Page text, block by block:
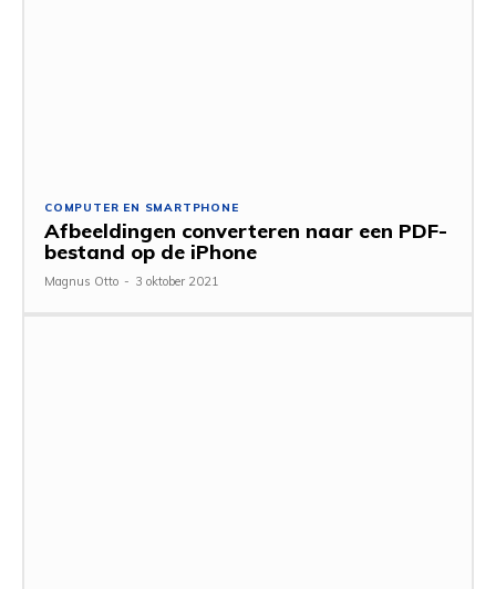
COMPUTER EN SMARTPHONE
Afbeeldingen converteren naar een PDF-
bestand op de iPhone
Magnus Otto - 3 oktober 2021